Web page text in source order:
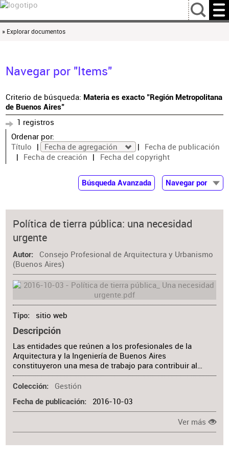
…
» Explorar documentos
Navegar por "Items"
Criterio de búsqueda: Materia es exacto "Región Metropolitana
de Buenos Aires"
1 registros
Ordenar por:
Título
Fecha de agregación
Fecha de publicación
Fecha de creación
Fecha del copyright
Búsqueda Avanzada
Navegar por
Autor
Colaborador
Política de tierra pública: una necesidad
urgente
Autor
Consejo Profesional de Arquitectura y Urbanismo
(Buenos Aires)
Tipo sitio web
Descripción
Las entidades que reúnen a los profesionales de la
Arquitectura y la Ingeniería de Buenos Aires
constituyeron una mesa de trabajo para contribuir al…
Colección Gestión
Fecha de publicación 2016-10-03
Ver más